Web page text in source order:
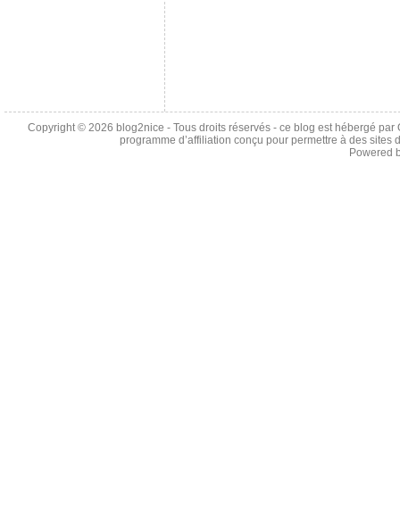
Copyright © 2026 blog2nice - Tous droits réservés - ce blog est hébergé
programme d’affiliation conçu pour permettre à des
Powered